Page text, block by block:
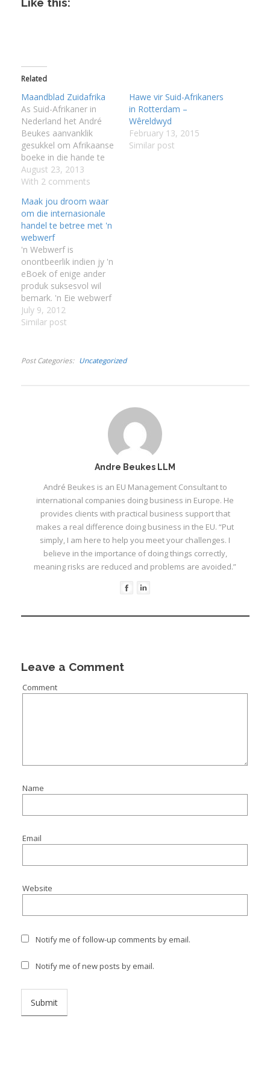
Related
Maandblad Zuidafrika
As Suid-Afrikaner in
Nederland het André
Beukes aanvanklik
gesukkel om Afrikaanse
boeke in die hande te
kry. Maar ’n Boer maak
’n plan. En nou kan almal
Hy het boeke uit Suid-
Afrika bestel en baie
groot geskrik vir hoe
duur dit was, vertel
André Beukes. ‘En dan…
August 23, 2013
With 2 comments
Hawe vir Suid-Afrikaners
in Rotterdam –
Wêreldwyd
February 13, 2015
Similar post
Maak jou droom waar
om die internasionale
handel te betree met 'n
webwerf
'n Webwerf is
onontbeerlik indien jy 'n
eBoek of enige ander
produk suksesvol wil
bemark. 'n Eie webwerf
vir jou produk het die
volgende voordele: -
Kredietwaardigheid, -
July 9, 2012
Similar post
Post Categories Uncategorized
Andre Beukes LLM
André Beukes is an EU Management Consultant to
international companies doing business in Europe. He
provides clients with practical business support that
makes a real difference doing business in the EU. “Put
simply, I am here to help you meet your challenges. I
believe in the importance of doing things correctly,
meaning risks are reduced and problems are avoided.”
Leave a Comment
Comment
Name
Email
Website
Notify me of follow-up comments by email.
Notify me of new posts by email.